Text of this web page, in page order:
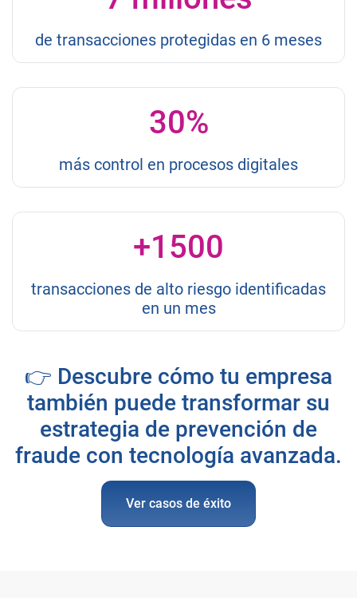
de transacciones protegidas en 6 meses
30%
más control en procesos digitales
+1500
transacciones de alto riesgo identificadas
en un mes
👉 Descubre cómo tu empresa
también puede transformar su
estrategia de prevención de
fraude con tecnología avanzada.
Ver casos de éxito